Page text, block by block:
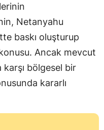
Netanyahu
baskı oluşturup
Ancak mevcut
karşı bölgesel bir
kararlı